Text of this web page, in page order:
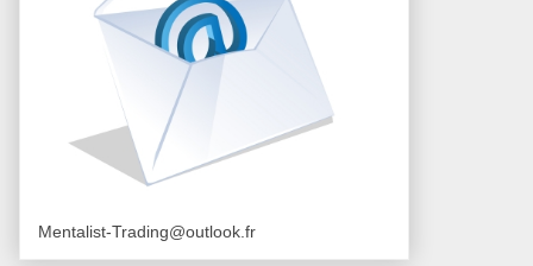
Mentalist-Trading@outlook.fr